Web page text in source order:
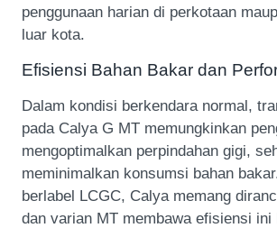
penggunaan harian di perkotaan
luar kota.
Efisiensi Bahan Bakar dan
Dalam kondisi berkendara normal,
pada Calya G MT memungkinkan
mengoptimalkan perpindahan gigi,
meminimalkan konsumsi bahan
berlabel LCGC, Calya memang
dan varian MT membawa efisiensi ini